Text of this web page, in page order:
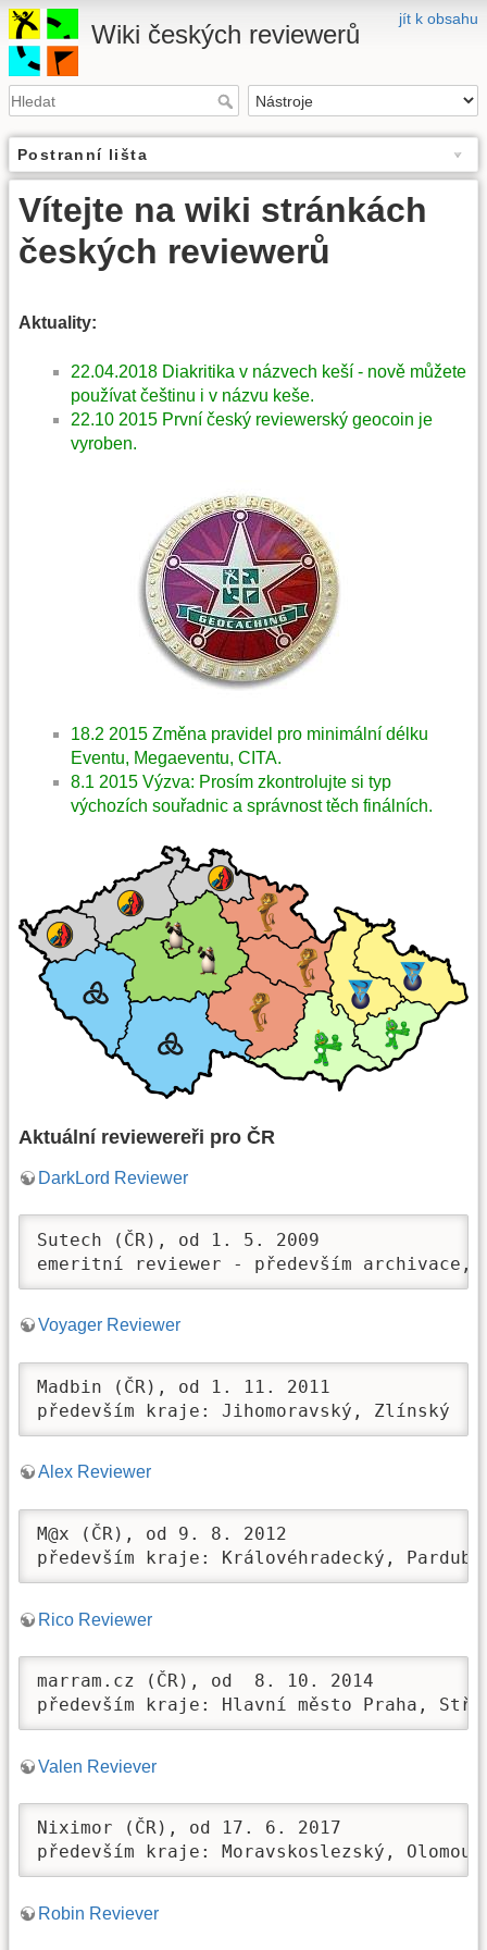
jít k obsahu
Wiki českých reviewerů
Postranní lišta
Vítejte na wiki stránkách
českých reviewerů
Aktuality:
22.04.2018 Diakritika v názvech keší - nově můžete
používat češtinu i v názvu keše.
22.10 2015 První český reviewerský geocoin je
vyroben.
18.2 2015 Změna pravidel pro minimální délku
Eventu, Megaeventu, CITA.
8.1 2015 Výzva: Prosím zkontrolujte si typ
výchozích souřadnic a správnost těch finálních.
Aktuální reviewereři pro ČR
DarkLord Reviewer
Sutech (ČR), od 1. 5. 2009
emeritní reviewer - především archivace,
Voyager Reviewer
Madbin (ČR), od 1. 11. 2011
především kraje: Jihomoravský, Zlínský
Alex Reviewer
M@x (ČR), od 9. 8. 2012
především kraje: Královéhradecký,
Rico Reviewer
marram.cz (ČR), od  8. 10. 2014
především kraje: Hlavní město Praha,
Valen Reviever
Niximor (ČR), od 17. 6. 2017
především kraje: Moravskoslezský,
Robin Reviever